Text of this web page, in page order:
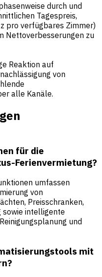
durch und
Tagespreis,
pro verfügbares Zimmer)
Nettoverbesserungen zu
Reaktion auf
von
alle Kanäle.
für die
Ferienvermietung?
umfassen
von
Preisschranken,
sowie intelligente
und
mit